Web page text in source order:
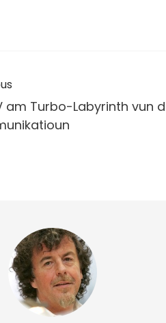
am Turbo-Labyrinth vun